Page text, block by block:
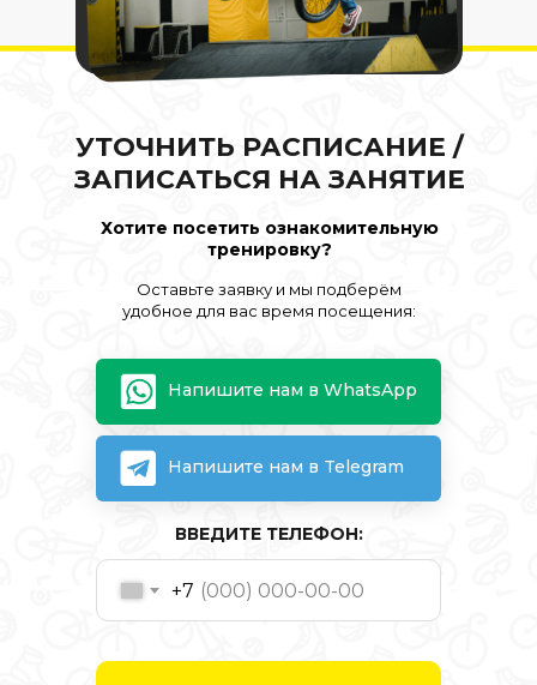
УТОЧНИТЬ РАСПИСАНИЕ /
ЗАПИСАТЬСЯ НА ЗАНЯТИЕ
ВВЕДИТЕ ТЕЛЕФОН:
+7
Напишите нам в WhatsApp
Напишите нам в Telegram
Хотите посетить ознакомительную
тренировку?
Оставьте заявку и мы подберём
удобное для вас время посещения: